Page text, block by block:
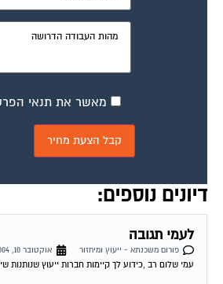
מאשר את תנאי
דיונים נוספים:
לעמי תגובה
פורום משכנתא - ייעוץ ומיחזור
אוקטובר 10, 2004
עמי שלום רב ,כידוע לך קיימות חברות ייעוץ שנותנות